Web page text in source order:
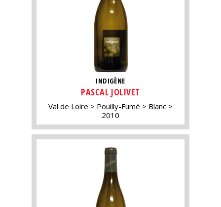
INDIGÈNE
PASCAL JOLIVET
Val de Loire Pouilly-Fumé
Blanc
2010